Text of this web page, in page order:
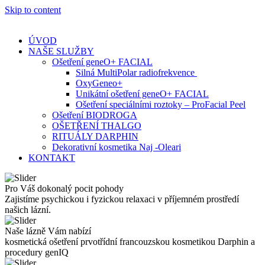
Skip to content
ÚVOD
NAŠE SLUŽBY
Ošetření geneO+ FACIAL
Silná MultiPolar radiofrekvence
OxyGeneo+
Unikátní ošetření geneO+ FACIAL
Ošetření speciálními roztoky – ProFacial Peel
Ošetření BIODROGA
OŠETŘENÍ THALGO
RITUÁLY DARPHIN
Dekorativní kosmetika Naj -Oleari
KONTAKT
Pro Váš dokonalý pocit pohody
Zajistíme psychickou i fyzickou relaxaci v příjemném prostředí
našich lázní.
Naše lázně Vám nabízí
kosmetická ošetření prvotřídní francouzskou kosmetikou Darphin a
procedury genIQ